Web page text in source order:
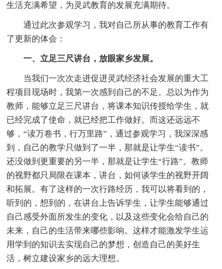
生活充满希望，为灵武教育的发展充满期待。
通过此次参观学习，我对自己所从事的教育工作有
了更新的体会：
一、立足三尺讲台，放眼家乡发展。
当我们一次次走进促进灵武经济社会发展的重大工
程项目现场时，我第一次感到自己的不足。总以为作为
教师，能够立足三尺讲台，将课本知识传授给学生，就
已经完成了使命，就已经把工作做好。而这还远远不
够，“读万卷书，行万里路”，通过参观学习，我深深感
到，自己的教学只做到了一半，那就是让学生“读书”。
还没做到更重要的另一半，那就是让学生“行路”。教师
的视野都只局限在课本，讲台，如何谈学生的视野开阔
和拓展。有了这样的一次行路经历，我可以将看到的，
听到的，想到的，在讲台上告诉学生，让学生能够通过
自己感受外面所发生的变化，以及这些变化会给自己的
未来，自己的生活带来哪些影响。这样才能激发学生运
用学到的知识去实现自己的梦想，创造自己的美好生
活，树立建设家乡的远大理想。